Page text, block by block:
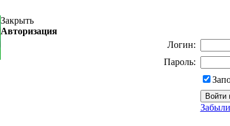
Закрыть
Авторизация
Логин:
Пароль: